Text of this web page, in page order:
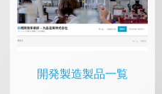
開発製造製品一覧